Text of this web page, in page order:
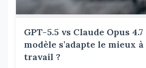
GPT-5.5 vs Claude Opus
modèle s’adapte le mieux
travail ?